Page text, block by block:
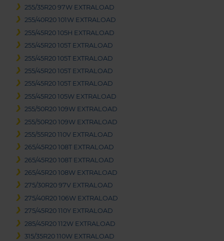
255/35R20 97W EXTRALOAD
255/40R20 101W EXTRALOAD
255/45R20 105H EXTRALOAD
255/45R20 105T EXTRALOAD
255/45R20 105T EXTRALOAD
255/45R20 105T EXTRALOAD
255/45R20 105T EXTRALOAD
255/45R20 105W EXTRALOAD
255/50R20 109W EXTRALOAD
255/50R20 109W EXTRALOAD
255/55R20 110V EXTRALOAD
265/45R20 108T EXTRALOAD
265/45R20 108T EXTRALOAD
265/45R20 108W EXTRALOAD
275/30R20 97V EXTRALOAD
275/40R20 106W EXTRALOAD
275/45R20 110Y EXTRALOAD
285/45R20 112W EXTRALOAD
315/35R20 110W EXTRALOAD